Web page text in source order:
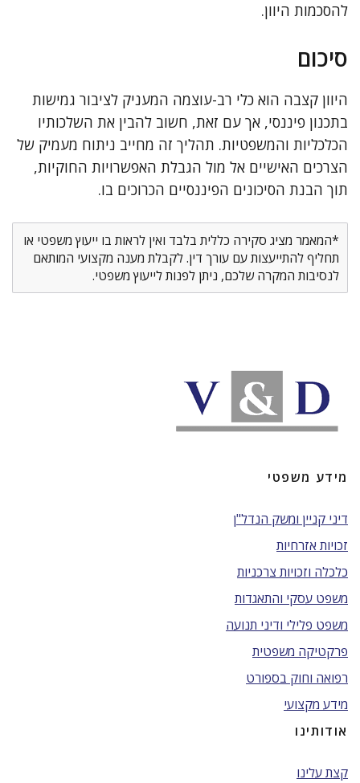
להסכמות היוון.
סיכום
היוון קצבה הוא כלי רב-עוצמה המעניק לציבור גמישות
בתכנון פיננסי, אך עם זאת, חשוב להבין את השלכותיו
הכלכליות והמשפטיות. תהליך זה מחייב ניתוח מעמיק של
הצרכים האישיים אל מול הגבלת האפשרויות החוקיות,
תוך הבנת הסיכונים הפיננסיים הכרוכים בו.
*המאמר מציג סקירה כללית בלבד ואין לראות בו ייעוץ משפטי או
תחליף להתייעצות עם עורך דין. לקבלת מענה מקצועי המותאם
לנסיבות המקרה שלכם, ניתן לפנות לייעוץ משפטי.
מידע משפטי
דיני קניין ומשק הנדל"ן
זכויות אזרחיות
כלכלה וזכויות צרכניות
משפט עסקי והתאגדות
משפט פלילי ודיני תנועה
פרקטיקה משפטית
רפואה וחוק בספורט
מידע מקצועי
אודותינו
קצת עלינו